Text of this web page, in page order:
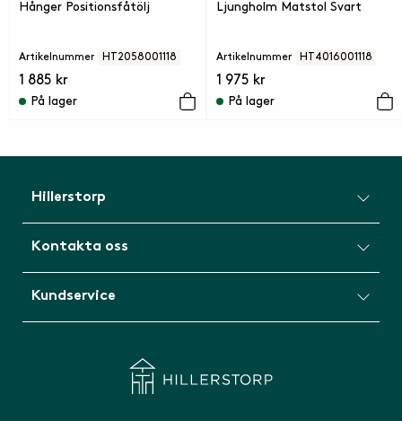
Hånger Positionsfåtölj
Artikelnummer HT2058001118
1 885 kr
På lager
Ljungholm Matstol Svart
Artikelnummer HT4016001118
1 975 kr
På lager
Hillerstorp
Kontakta oss
Kundservice